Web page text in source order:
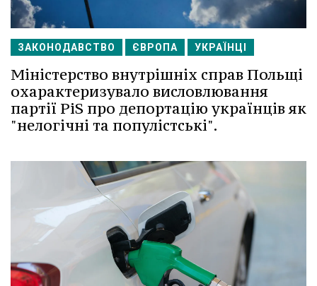
ЗАКОНОДАВСТВО ЄВРОПА УКРАЇНЦІ
Міністерство внутрішніх справ Польщі
охарактеризувало висловлювання
партії PiS про депортацію українців як
"нелогічні та популістські".